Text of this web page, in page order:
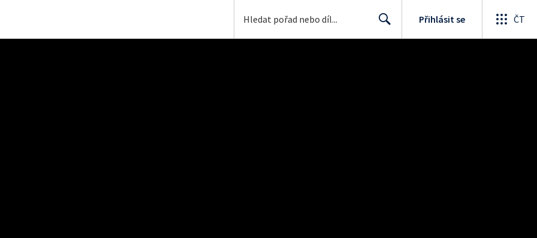
Přihlásit se ČT